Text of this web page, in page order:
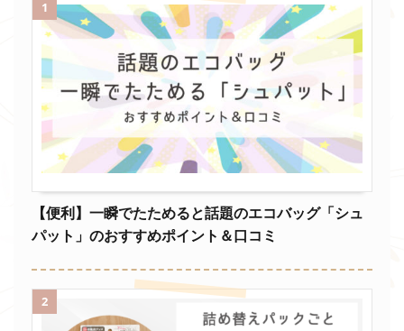
1
【便利】一瞬でたためると話題のエコバッグ「シュ
パット」のおすすめポイント＆口コミ
2